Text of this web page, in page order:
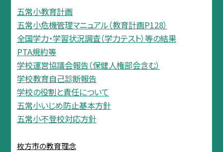
五常小教育計画
五常小危機管理マニュアル（教育計画P128）
全国学力・学習状況調査（学力テスト）等の結果
PTA規約等
学校運営協議会報告（保健人権部会含む）
学校教育自己診断報告
学校の役割と責任について
五常小いじめ防止基本方針
五常小不登校対応方針
枚方市の教育理念